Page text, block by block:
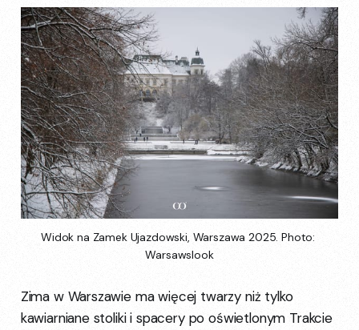
Widok na Zamek Ujazdowski, Warszawa 2025. Photo:
Warsawslook
Zima w Warszawie ma więcej twarzy niż tylko
kawiarniane stoliki i spacery po oświetlonym Trakcie